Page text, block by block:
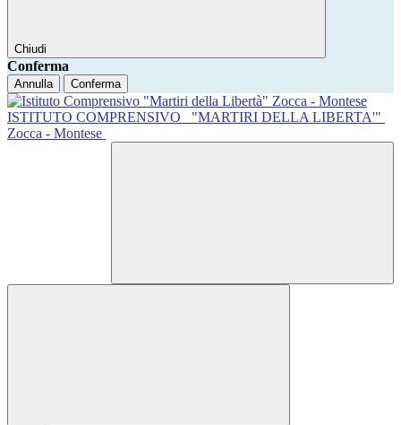
Chiudi
Conferma
Annulla Conferma
ISTITUTO COMPRENSIVO
"MARTIRI DELLA LIBERTA'"
Zocca - Montese